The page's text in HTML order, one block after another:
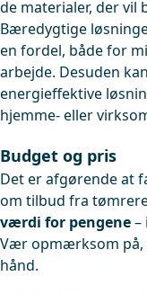
de materialer, der vil
Bæredygtige
en fordel, både for
arbejde. Desuden
energieffektive
hjemme- eller
Budget og pris
Det er afgørende at
om tilbud fra
værdi for pengene–
Vær opmærksom på,
hånd.